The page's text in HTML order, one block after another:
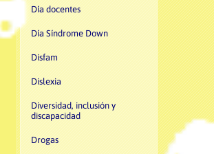
Día docentes
Día Síndrome Down
Disfam
Dislexia
Diversidad, inclusión y
discapacidad
Drogas